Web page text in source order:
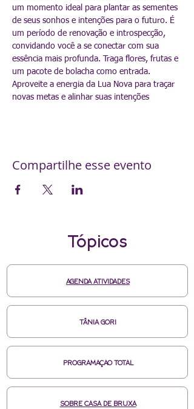
um momento ideal para plantar as sementes
de seus sonhos e intenções para o futuro. É
um período de renovação e introspecção,
convidando você a se conectar com sua
essência mais profunda. Traga flores, frutas e
um pacote de bolacha como entrada.
Aproveite a energia da Lua Nova para traçar
novas metas e alinhar suas intenções
Compartilhe esse evento
Tópicos
AGENDA ATIVIDADES
TÂNIA GORI
PROGRAMAÇAO TOTAL
SOBRE CASA DE BRUXA